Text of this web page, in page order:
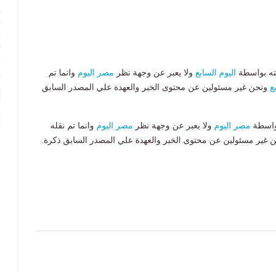
بواسطة اليوم السابع ولا يعبر عن وجهة نظر مصر اليوم وانما تم
ونحن غير مسئولين عن محتوى الخبر والعهدة علي المصدر السابق
مصر اليوم ولا يعبر عن وجهة نظر مصر اليوم وانما تم نقله
غير مسئولين عن محتوى الخبر والعهدة علي المصدر السابق ذكرة.